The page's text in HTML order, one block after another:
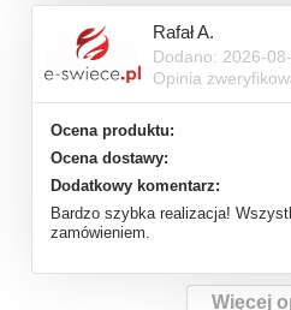
Rafał A.
Dodano: 2026-
Opinia
Ocena produktu:
Ocena dostawy:
Dodatkowy komentarz:
Bardzo szybka realizacja!
zamówieniem.
Więcej